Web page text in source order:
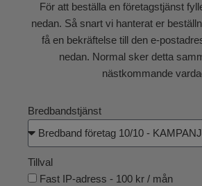
För att beställa en företagstjänst
nedan. Så snart vi hanterat er
få en bekräftelse till den e-
nedan. Normal sker detta
nästkommande
Bredbandstjänst
Tillval
Fast IP-adress - 100 kr / mån